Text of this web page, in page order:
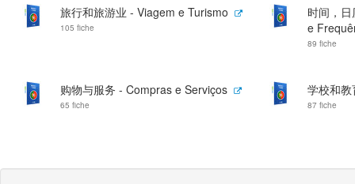
旅行和旅游业 - Viagem e Turismo
105 fiche
时间，
e
89 fiche
购物与服务 - Compras e Serviços
65 fiche
学校和
87 fiche